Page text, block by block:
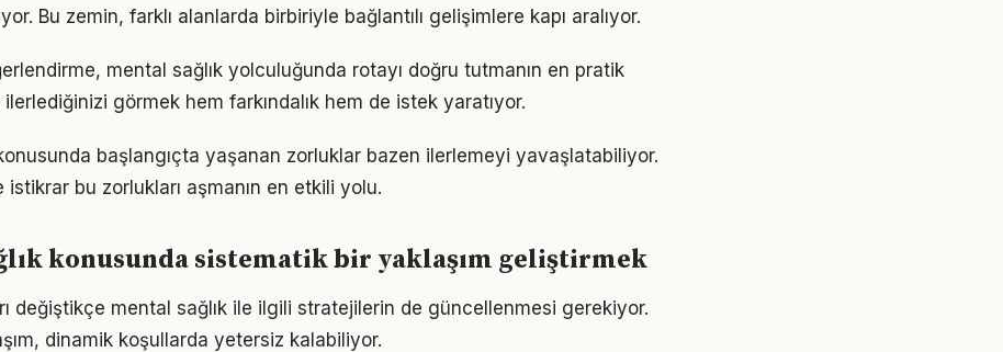
Bu zemin, farklı alanlarda birbiriyle bağlantılı gelişimlere kapı aralıyor.
mental sağlık yolculuğunda rotayı doğru tutmanın en pratik
görmek hem farkındalık hem de istek yaratıyor.
başlangıçta yaşanan zorluklar bazen ilerlemeyi yavaşlatabiliyor.
istikrar bu zorlukları aşmanın en etkili yolu.
konusunda sistematik bir yaklaşım geliştirmek
değiştikçe mental sağlık ile ilgili stratejilerin de güncellenmesi gerekiyor.
dinamik koşullarda yetersiz kalabiliyor.